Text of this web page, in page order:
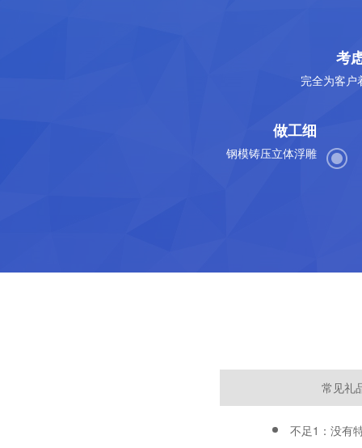
考
完全为客户
做工细
钢模铸压立体浮雕
常见礼
不足1：没有